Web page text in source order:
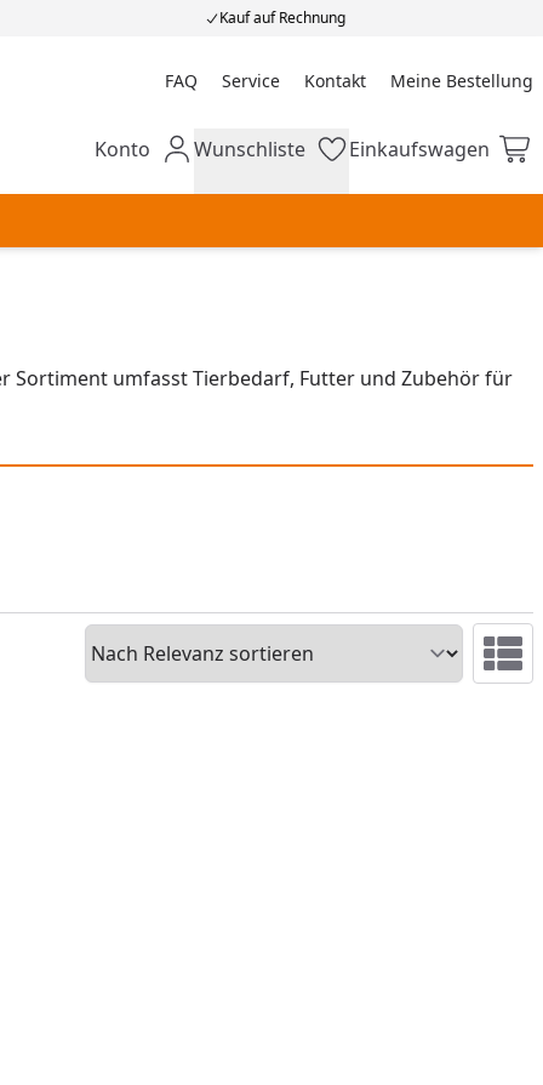
Kauf auf Rechnung
FAQ Service Kontakt Meine Bestellung
Meine Bestellung
Mein Konto
Konto Wunschliste
Wunschliste Einkaufswagen
Einkaufswagen
Sortiment umfasst Tierbedarf, Futter und Zubehör für
Sortieren